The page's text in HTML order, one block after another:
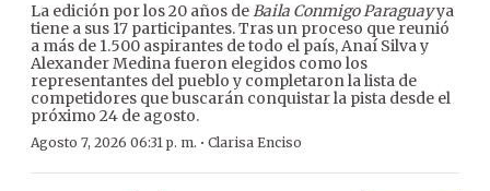
La edición por los 20 años deBaila Conmigo Paraguayya
tiene a sus 17 participantes. Tras un proceso que reunió
a más de 1.500 aspirantes de todo el país, Anaí Silva y
Alexander Medina fueron elegidos como los
representantes del pueblo y completaron la lista de
competidores que buscarán conquistar la pista desde el
próximo 24 de agosto.
Agosto 7, 2026 06:31 p. m. · Clarisa Enciso